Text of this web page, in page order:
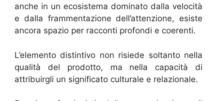
anche in un ecosistema dominato dalla velocità
e dalla frammentazione dell’attenzione, esiste
ancora spazio per racconti profondi e coerenti.
L’elemento distintivo non risiede soltanto nella
qualità del prodotto, ma nella capacità di
attribuirgli un significato culturale e relazionale.